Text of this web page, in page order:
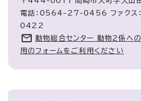
電話：0564-27-0456 ファク
0422
動物総合センター 動物2係へ
用のフォームをご利用ください